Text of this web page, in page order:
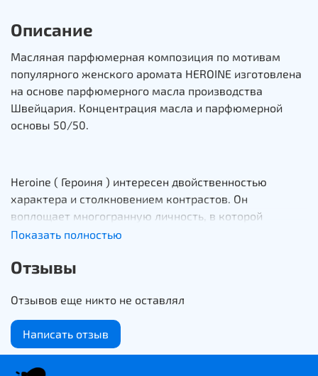
Описание
Масляная парфюмерная композиция по мотивам
популярного женского аромата HEROINE изготовлена
на основе парфюмерного масла производства
Швейцария. Концентрация масла и парфюмерной
основы 50/50.
Heroine ( Героиня ) интересен двойственностью
характера и столкновением контрастов. Он
воплощает многогранную личность, в которой
уживаются по-домашнему теплые, уютные черты с
сущностью.
Верхние ноты: бергамот, черная смородина, черника,
мандарин.
Ноты сердца: жасмин, мимоза, гелиотроп, роза.
Показать полностью
Отзывы
Отзывов еще никто не оставлял
Написать отзыв